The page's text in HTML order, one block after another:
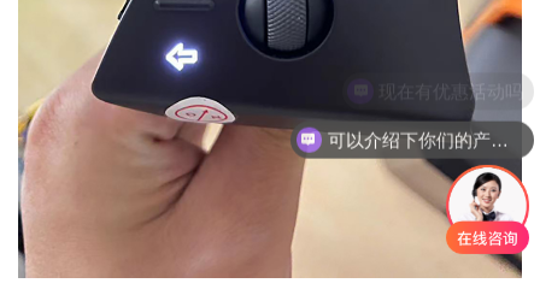
可以介绍下你们的产品么
现在有优惠活动吗